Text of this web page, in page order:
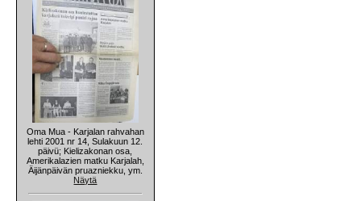
Oma Mua - Karjalan rahvahan
lehti 2001 nr 14, Sulakuun 12.
päivü; Kielizakonan osa,
Amerikalazien matku Karjalah,
Äijänpäivän pruazniekku, ym.
Näytä